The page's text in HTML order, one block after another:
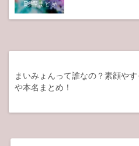
まいみょんって誰なの？素顔や
や本名まとめ！